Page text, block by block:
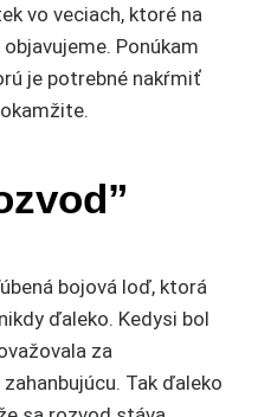
vo veciach, ktoré na
Ponúkam
je potrebné nakŕmiť
bojová loď, ktorá
ďaleko. Kedysi bol
za
Tak ďaleko